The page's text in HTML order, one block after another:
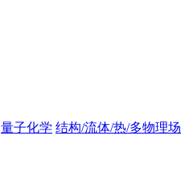
量子化学 结构/流体/热/多物理场